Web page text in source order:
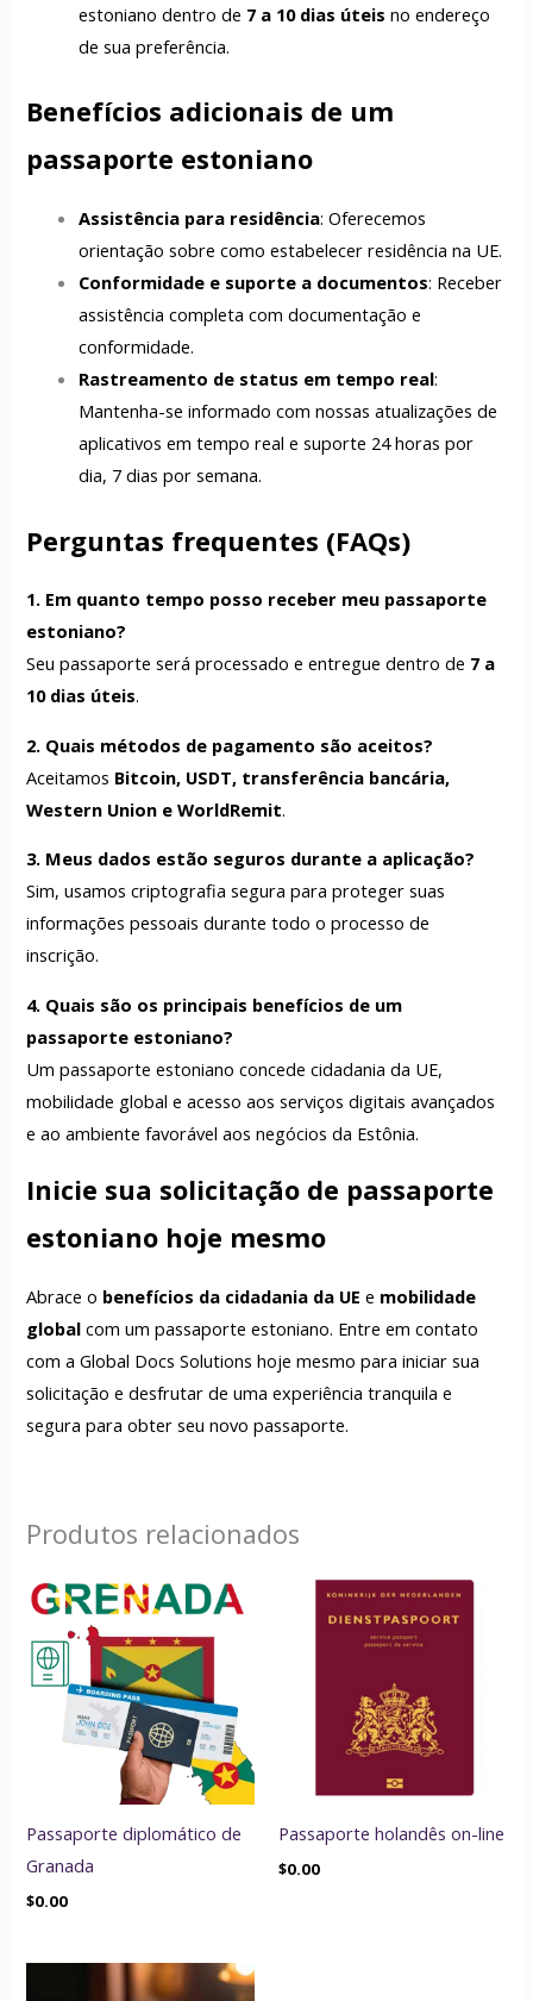
estoniano dentro de 7 a 10 dias úteis no endereço
de sua preferência.
Benefícios adicionais de um
passaporte estoniano
Assistência para residência: Oferecemos
orientação sobre como estabelecer residência na UE.
Conformidade e suporte a documentos: Receber
assistência completa com documentação e
conformidade.
Rastreamento de status em tempo real:
Mantenha-se informado com nossas atualizações de
aplicativos em tempo real e suporte 24 horas por
dia, 7 dias por semana.
Perguntas frequentes (FAQs)
1. Em quanto tempo posso receber meu passaporte
estoniano?
Seu passaporte será processado e entregue dentro de 7 a
10 dias úteis.
2. Quais métodos de pagamento são aceitos?
Aceitamos Bitcoin, USDT, transferência bancária,
Western Union e WorldRemit.
3. Meus dados estão seguros durante a aplicação?
Sim, usamos criptografia segura para proteger suas
informações pessoais durante todo o processo de
inscrição.
4. Quais são os principais benefícios de um
passaporte estoniano?
Um passaporte estoniano concede cidadania da UE,
mobilidade global e acesso aos serviços digitais avançados
e ao ambiente favorável aos negócios da Estônia.
Inicie sua solicitação de passaporte
estoniano hoje mesmo
Abrace o benefícios da cidadania da UE e mobilidade
global com um passaporte estoniano. Entre em contato
com a Global Docs Solutions hoje mesmo para iniciar sua
solicitação e desfrutar de uma experiência tranquila e
segura para obter seu novo passaporte.
Produtos relacionados
Passaporte diplomático de
Granada
$0.00
Passaporte holandês on-line
$0.00